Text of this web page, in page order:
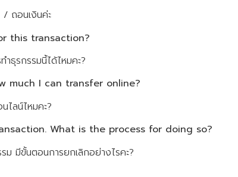
/ ถอนเงินค่ะ
this transaction?
ำธุรกรรมนี้ได้ไหมคะ?
much I can transfer online?
ไลน์ไหมคะ?
What is the process for doing so?
ม มีขั้นตอนการยกเลิกอย่างไรคะ?